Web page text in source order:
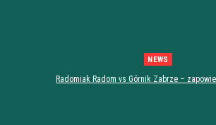
NEWS
Radomiak Radom vs Górnik Zabrze –